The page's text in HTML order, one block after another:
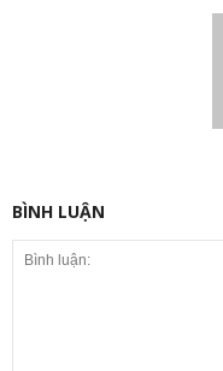
BÌNH LUẬN